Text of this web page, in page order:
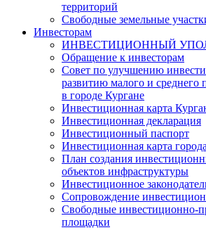
территорий
Свободные земельные
Инвесторам
ИНВЕСТИЦИОННЫЙ
Обращение к инвесторам
Совет по улучшению
развитию малого и среднего
в городе Кургане
Инвестиционная карта
Инвестиционная декларация
Инвестиционный паспорт
Инвестиционная карта
План создания
объектов инфраструктуры
Инвестиционное
Сопровождение
Свободные инвестиционно-
площадки